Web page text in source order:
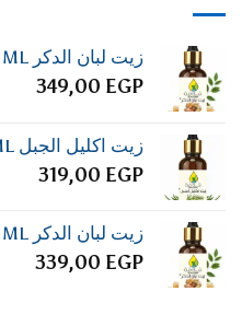
زيت لبان الدكر Frankincense Oil 10 ML
349,00 EGP
زيت اكليل الجبل Rosemary Oil 30ML
319,00 EGP
زيت لبان الدكر Frankincense Oil 30 ML
339,00 EGP